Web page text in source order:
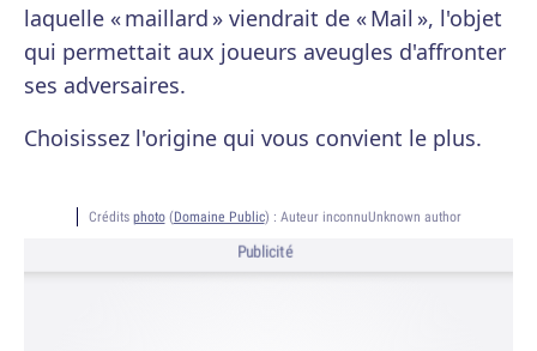
laquelle « maillard » viendrait de « Mail », l'objet
qui permettait aux joueurs aveugles d'affronter
ses adversaires.
Choisissez l'origine qui vous convient le plus.
Crédits photo(Domaine Public) : Auteur inconnuUnknown author
Publicité